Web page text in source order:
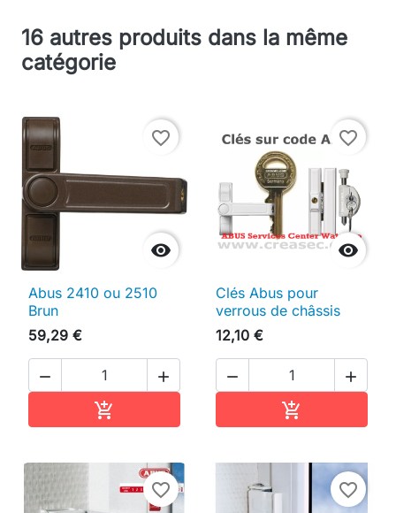
16 autres produits dans la même
catégorie

favorite_border
Abus 2410 ou 2510
Brun
59,29 €
 


favorite_border
Clés Abus pour
verrous de châssis
12,10 €
 

favorite_border favorite_border